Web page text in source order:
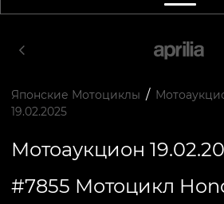
Японские Мотоциклы /
19.02.2025
Мотоаукцион
#7855 Мотоцикл